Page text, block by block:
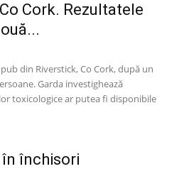
Cork. Rezultatele
din Riverstick, Co Cork, după un
Garda investighează
toxicologice ar putea fi disponibile
închisori